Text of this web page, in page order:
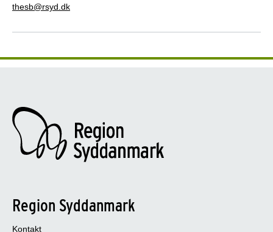
thesb@rsyd.dk
Region Syddanmark
Kontakt